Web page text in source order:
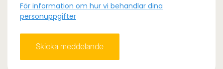
För information om hur vi behandlar dina
personuppgifter